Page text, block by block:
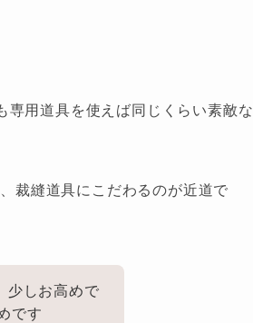
専用道具を使えば同じくらい素敵な
裁縫道具にこだわるのが近道で
少しお高めで
です